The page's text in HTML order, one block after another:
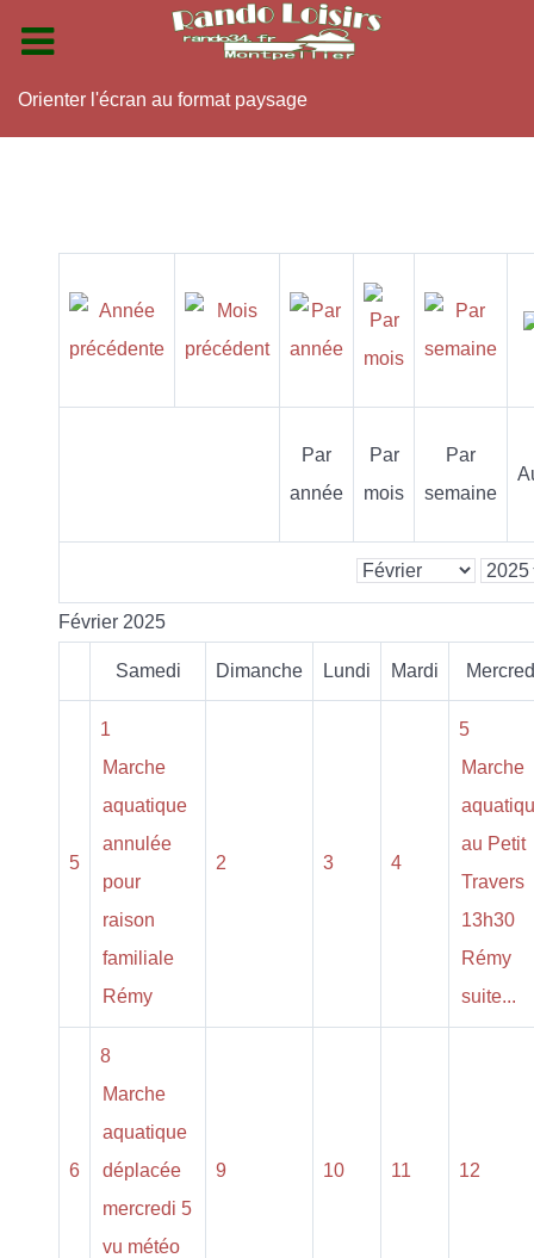
Orienter l'écran au format paysage
Par
année
Par
mois
Par
semaine
Février 2025
Samedi Dimanche Lundi Mardi
5
1
Marche
aquatique
annulée
pour
raison
familiale
Rémy
2 3 4
5
Marche
au Petit
Travers
13h30
Rémy
suite...
6
8
Marche
aquatique
déplacée
mercredi 5
vu météo
9 10 11 12